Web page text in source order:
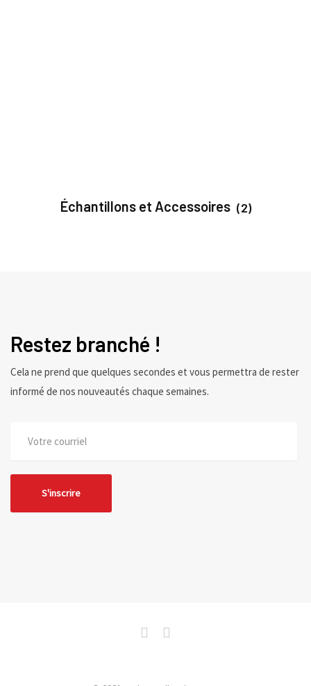
Échantillons et Accessoires (2)
Restez branché !
Cela ne prend que quelques secondes et vous permettra de rester
informé de nos nouveautés chaque semaines.